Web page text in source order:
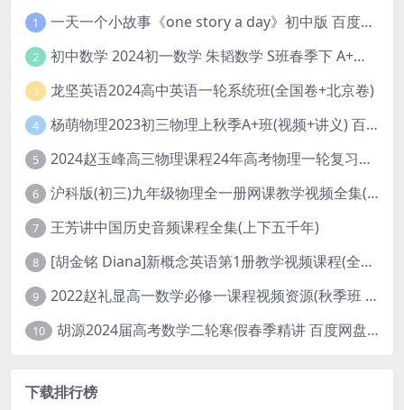
1 一天一个小故事《one story a day》初中版 百度网盘分享下载
2 初中数学 2024初一数学 朱韬数学 S班春季下 A+班春季下 百度云网盘
3 龙坚英语2024高中英语一轮系统班(全国卷+北京卷)
4 杨萌物理2023初三物理上秋季A+班(视频+讲义) 百度网盘分享
5 2024赵玉峰高三物理课程24年高考物理一轮复习网课教程
6 沪科版(初三)九年级物理全一册网课教学视频全集(录播版 杜春雨 66讲)
7 王芳讲中国历史音频课程全集(上下五千年)
8 [胡金铭 Diana]新概念英语第1册教学视频课程(全集 百度网盘下载)
9 2022赵礼显高一数学必修一课程视频资源(秋季班 含讲义)百度网盘云
10 胡源2024届高考数学二轮寒假春季精讲 百度网盘分享
下载排行榜